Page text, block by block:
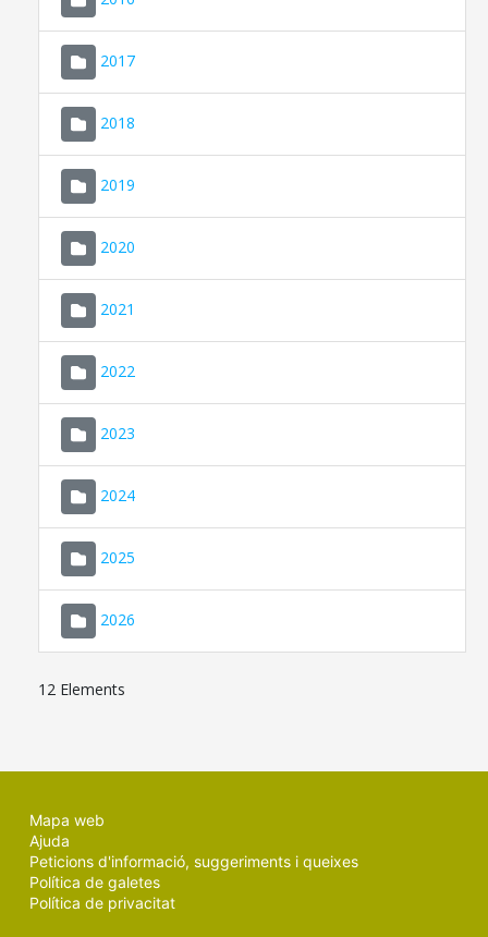
2017
2018
2019
2020
2021
2022
2023
2024
2025
2026
12 Elements
Mapa web
Ajuda
Peticions d'informació, suggeriments i queixes
Política de galetes
Política de privacitat